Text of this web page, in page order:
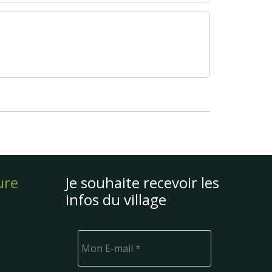
Je souhaite recevoir les
infos du village